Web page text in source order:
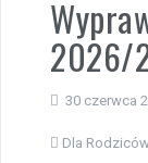
2026/
30 czerwca
Dla Rodziców